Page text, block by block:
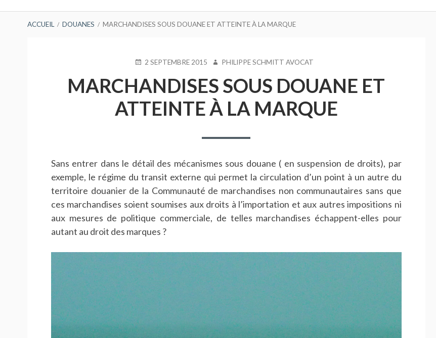
principal
FIL
ACCUEIL DOUANES MARCHANDISES SOUS DOUANE ET ATTEINTE À LA MARQUE
PUBLIÉ
2 SEPTEMBRE 2015 AUTEUR
PHILIPPE SCHMITT AVOCAT
MARCHANDISES SOUS DOUANE ET
ATTEINTE À LA MARQUE
Sans entrer dans le détail des mécanismes sous douane ( en suspension de droits), par
exemple, le régime du transit externe qui permet la circulation d’un point à un autre du
territoire douanier de la Communauté de marchandises non communautaires sans que
ces marchandises soient soumises aux droits à l’importation et aux autres impositions ni
aux mesures de politique commerciale, de telles marchandises échappent-elles pour
autant au droit des marques ?